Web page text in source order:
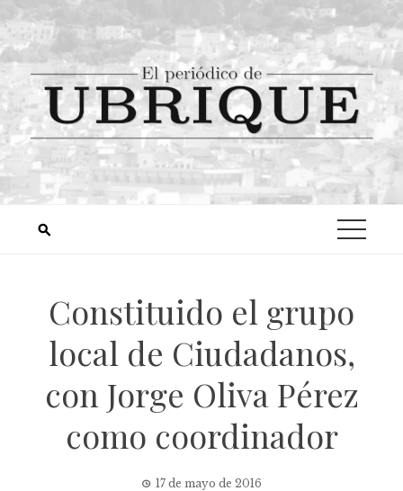
Constituido el grupo
local de Ciudadanos,
con Jorge Oliva Pérez
como coordinador
17 de mayo de 2016